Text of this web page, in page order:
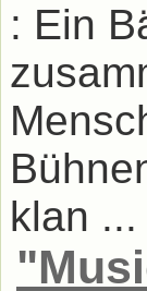
: Ein
klan ...